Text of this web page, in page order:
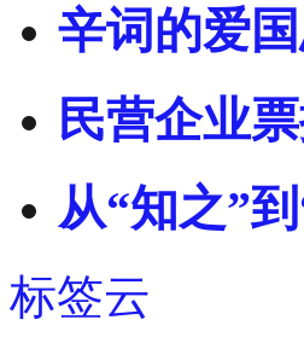
辛词的爱
民营企业
从“知之”
标签云